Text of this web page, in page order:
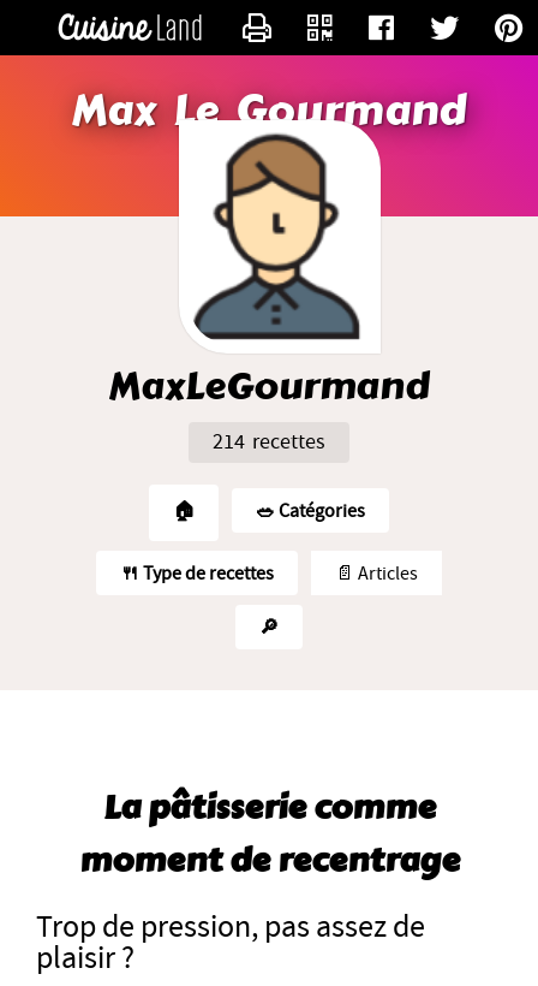
Max Le Gourmand
MaxLeGourmand
214 recettes
🏠 🥗️ Catégories
🍴 Type de recettes 📄 Articles
🔎
La pâtisserie comme
moment de recentrage
Trop de pression, pas assez de
plaisir ?
CONTACTER MAXLEGOURMAND